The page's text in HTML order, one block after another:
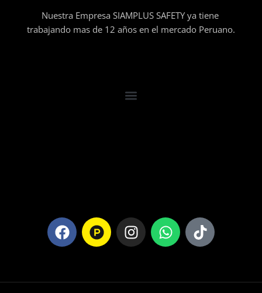
Nuestra Empresa SIAMPLUS SAFETY ya tiene
trabajando mas de 12 años en el mercado Peruano.